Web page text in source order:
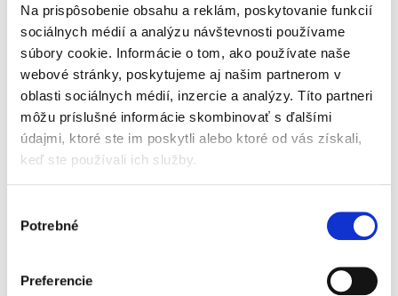
Na prispôsobenie obsahu a reklám, poskytovanie funkcií
sociálnych médií a analýzu návštevnosti používame
súbory cookie. Informácie o tom, ako používate naše
webové stránky, poskytujeme aj našim partnerom v
oblasti sociálnych médií, inzercie a analýzy. Títo partneri
môžu príslušné informácie skombinovať s ďalšími
údajmi, ktoré ste im poskytli alebo ktoré od vás získali,
keď ste používali ich služby.
súhlasu
Potrebné
Preferencie
Druhé vydanie komentára k advokátskej tarife
prináša aktualizovaný a prehĺbený výklad k
vyhláške o odmenách a náhradách advokátov,
poskytujúc komplexné podklady na správnu
aplikáciu ustanovení v...
Zákon o bankách.